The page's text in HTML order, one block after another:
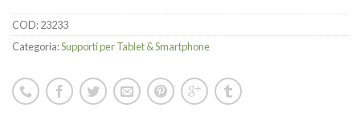
COD:23233
Categoria:Supporti per Tablet & Smartphone